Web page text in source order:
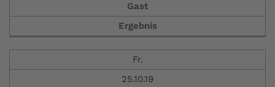
Gast
Ergebnis
Fr.
25.10.19